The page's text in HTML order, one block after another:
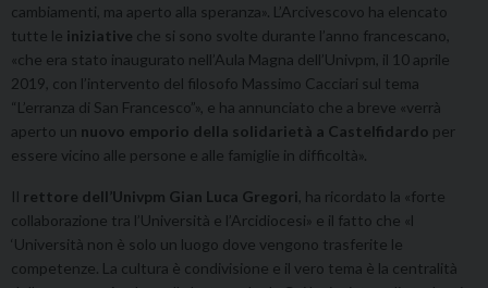
cambiamenti, ma aperto alla speranza». L’Arcivescovo ha elencato
tutte le iniziative che si sono svolte durante l’anno francescano,
«che era stato inaugurato nell’Aula Magna dell’Univpm, il 10 aprile
2019, con l’intervento del filosofo Massimo Cacciari sul tema
“L’erranza di San Francesco”», e ha annunciato che a breve «verrà
aperto un nuovo emporio della solidarietà a Castelfidardo per
essere vicino alle persone e alle famiglie in difficoltà».
Il rettore dell’Univpm Gian Luca Gregori , ha ricordato la «forte
collaborazione tra l’Università e l’Arcidiocesi» e il fatto che «l
‘Università non è solo un luogo dove vengono trasferite le
competenze. La cultura è condivisione e il vero tema è la centralità